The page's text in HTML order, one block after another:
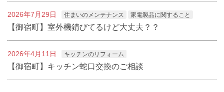
2026年7月29日 住まいのメンテナンス 家電製品に関すること
【御宿町】室外機錆びてるけど大丈夫？？
2026年4月11日 キッチンのリフォーム
【御宿町】キッチン蛇口交換のご相談